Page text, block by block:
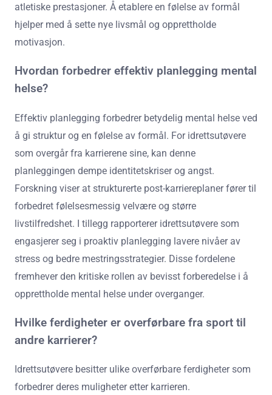
atletiske prestasjoner. Å etablere en følelse av formål
hjelper med å sette nye livsmål og opprettholde
motivasjon.
Hvordan forbedrer effektiv planlegging mental
helse?
Effektiv planlegging forbedrer betydelig mental helse ved
å gi struktur og en følelse av formål. For idrettsutøvere
som overgår fra karrierene sine, kan denne
planleggingen dempe identitetskriser og angst.
Forskning viser at strukturerte post-karriereplaner fører til
forbedret følelsesmessig velvære og større
livstilfredshet. I tillegg rapporterer idrettsutøvere som
engasjerer seg i proaktiv planlegging lavere nivåer av
stress og bedre mestringsstrategier. Disse fordelene
fremhever den kritiske rollen av bevisst forberedelse i å
opprettholde mental helse under overganger.
Hvilke ferdigheter er overførbare fra sport til
andre karrierer?
Idrettsutøvere besitter ulike overførbare ferdigheter som
forbedrer deres muligheter etter karrieren.